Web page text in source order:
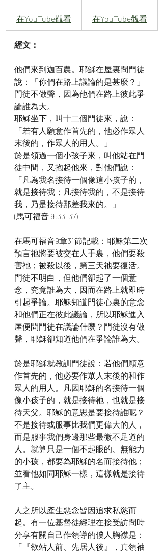
在YouTube觀看 在YouTube觀看
經文：
他們來到迦百農。耶穌在屋裏問門徒
說：「你們在路上議論的是甚麼？」
門徒不做聲，因為他們在路上彼此爭
論誰為大。
耶穌坐下，叫十二個門徒來，說：
「若有人願意作首先的，他必作眾人
末後的，作眾人的用人。」
於是領過一個小孩子來，叫他站在門
徒中間，又抱起他來，對他們說：
「凡為我名接待一個像這小孩子的，
就是接待我；凡接待我的，不是接待
我，乃是接待那差我來的。」
(馬可福音 9:33-37)
在馬可福音9章31節記載：耶穌第二次
預言祂將要被交在人手裏，他們要殺
害祂；被殺以後，第三天祂要復活。
門徒不明白，但他們卻起了一個意
念，究竟誰為大，因而在路上就即時
引起爭論。耶穌知道門徒心裏的意念
和他們正在彼此議論，所以耶穌進入
屋便問門徒在議論什麼？門徒沒有做
聲，耶穌卻知道他們在爭論誰為大。
於是耶穌就教訓門徒說：若他們願意
作首先的，他必要作眾人末後的和作
眾人的用人。凡因耶穌的名接待一個
像小孩子的，就是接待祂，也就是接
待天父。耶穌的意思是要接待誰呢？
不是接待或服事比我們更偉大的人，
而是服事我們身邊那些最微不足道的
人。就算只是一個不起眼的、無能力
的小孩，都要為耶穌的名而接待他；
並看他如同耶穌一樣，這樣就是接待
了主。
人之所以產生惡念皆因追求私慾而
起。有一位基督徒經理在接受訪問時
分享有關自己作領導的僕人胸襟是：
「『欲站人前、先居人後』，真領袖